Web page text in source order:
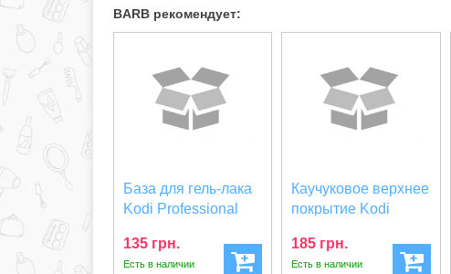
BARB рекомендует:
База для гель-лака
Kodi Professional
135 грн.
Есть в наличии
Каучуковое верхнее
покрытие Kodi
185 грн.
Есть в наличии